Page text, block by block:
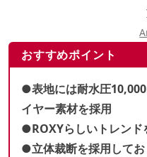
おすすめポイント
●表地には耐水圧
イヤー素材を採用
●ROXYらしいトレンド
●立体裁断を採用して